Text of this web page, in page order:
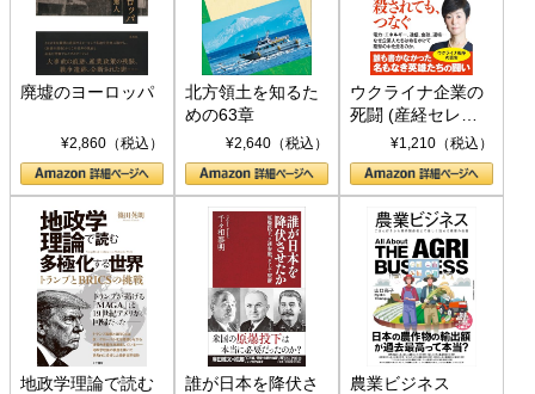
廃墟のヨーロッパ
¥2,860（税込）
北方領土を知るた
めの63章
¥2,640（税込）
ウクライナ企業の
死闘 (産経セレク
ト S 039)¥1,210（税込）
地政学理論で読む
誰が日本を降伏さ
農業ビジネス